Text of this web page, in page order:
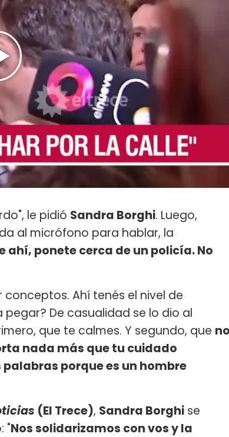
le pidió Sandra Borghi. Luego,
al micrófono para hablar, la
ahí, ponete cerca de un policía. No
Ahí tenés el nivel de
De casualidad se lo dio al
que te calmes. Y segundo, que
nada más que tu cuidado
porque es un hombre
(El Trece), Sandra Borghi se
"Nos solidarizamos con vos y la